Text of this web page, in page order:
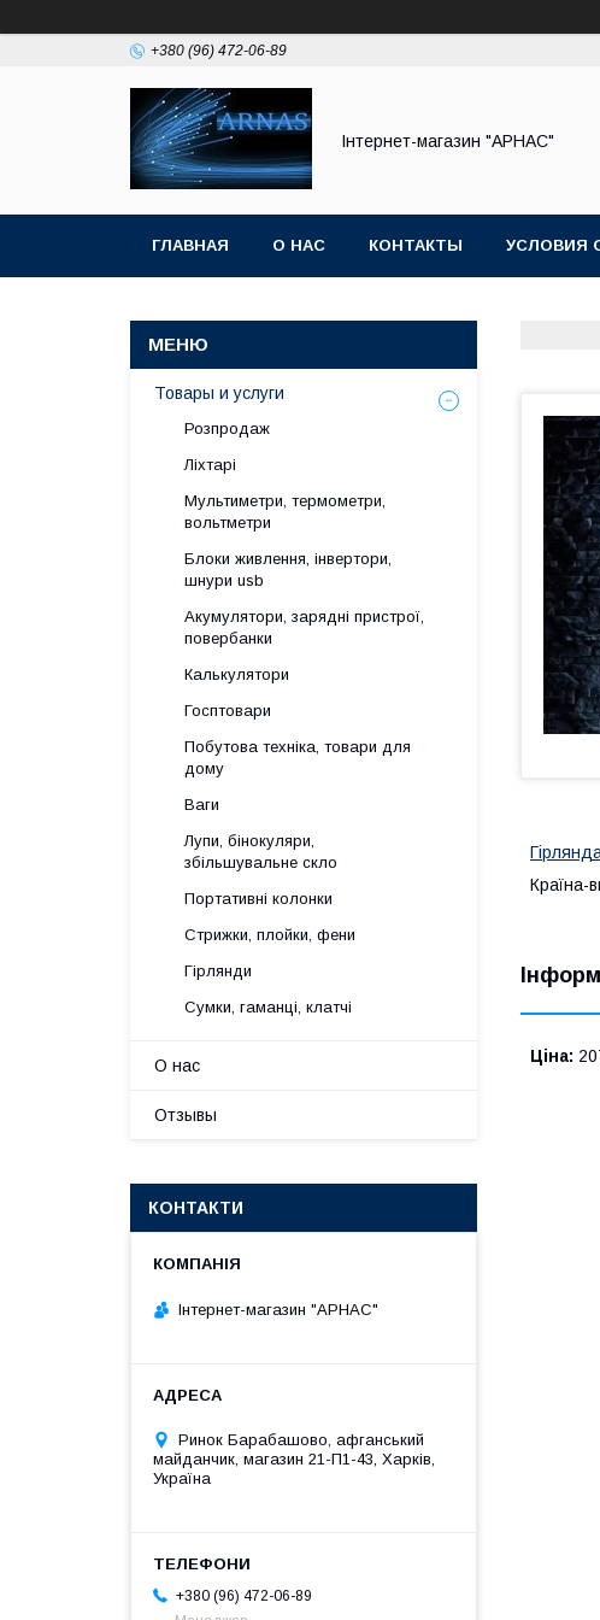
+380 (96) 472-06-89
Інтернет-магазин "АРНАС"
ГЛАВНАЯ О НАС КОНТАКТЫ УСЛОВИЯ
Країна-
Ціна:
Товары и услуги
Розпродаж
Ліхтарі
Мультиметри, термометри,
вольтметри
Блоки живлення, інвертори,
шнури usb
Акумулятори, зарядні пристрої,
повербанки
Калькулятори
Госптовари
Побутова техніка, товари для
дому
Ваги
Лупи, бінокуляри,
збільшувальне скло
Портативні колонки
Стрижки, плойки, фени
Гірлянди
Сумки, гаманці, клатчі
О нас
Отзывы
КОНТАКТИ
Інтернет-магазин "АРНАС"
Ринок Барабашово, афганський
майданчик, магазин 21-П1-43, Харків,
Україна
+380 (96) 472-06-89